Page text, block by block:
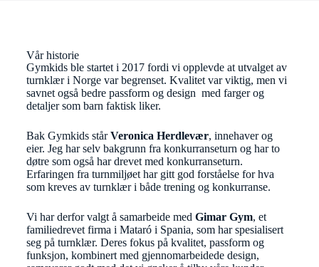
Vår historie
Gymkids ble startet i 2017 fordi vi opplevde at utvalget av
turnklær i Norge var begrenset. Kvalitet var viktig, men vi
savnet også bedre passform og design med farger og
detaljer som barn faktisk liker.
Bak Gymkids stårVeronica Herdlevær, innehaver og
eier. Jeg har selv bakgrunn fra konkurranseturn og har to
døtre som også har drevet med konkurranseturn.
Erfaringen fra turnmiljøet har gitt god forståelse for hva
som kreves av turnklær i både trening og konkurranse.
Vi har derfor valgt å samarbeide med Gimar Gym, et
familiedrevet firma i Mataró i Spania, som har spesialisert
seg på turnklær. Deres fokus på kvalitet, passform og
funksjon, kombinert med gjennomarbeidede design,